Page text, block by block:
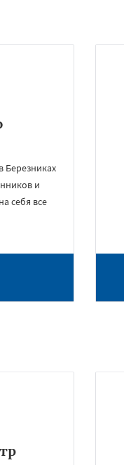
Березниках
и
себя все